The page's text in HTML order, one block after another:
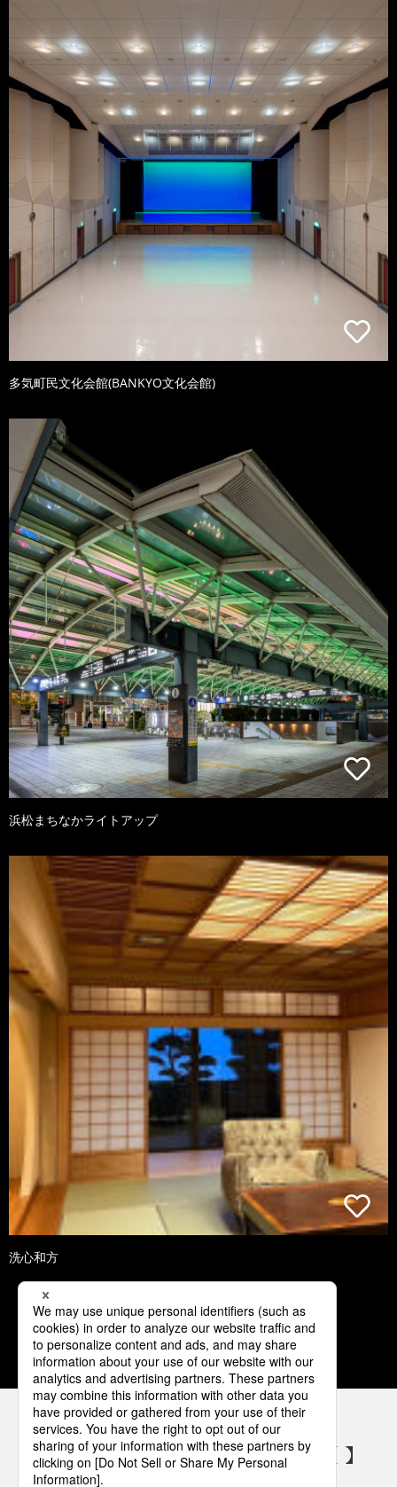
多気町民文化会館(BANKYO文化会館)
浜松まちなかライトアップ
洗心和方
1 2 3 4 5
パナソニックの電気設備 SNSアカウント